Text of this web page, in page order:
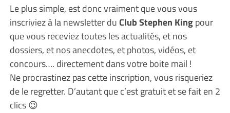
Le plus simple, est donc vraiment que vous vous
inscriviez à la newsletter duClub Stephen Kingpour
que vous receviez toutes les actualités, et nos
dossiers, et nos anecdotes, et photos, vidéos, et
concours…. directement dans votre boite mail !
Ne procrastinez pas cette inscription, vous risqueriez
de le regretter. D’autant que c’est gratuit et se fait en 2
clics 😉